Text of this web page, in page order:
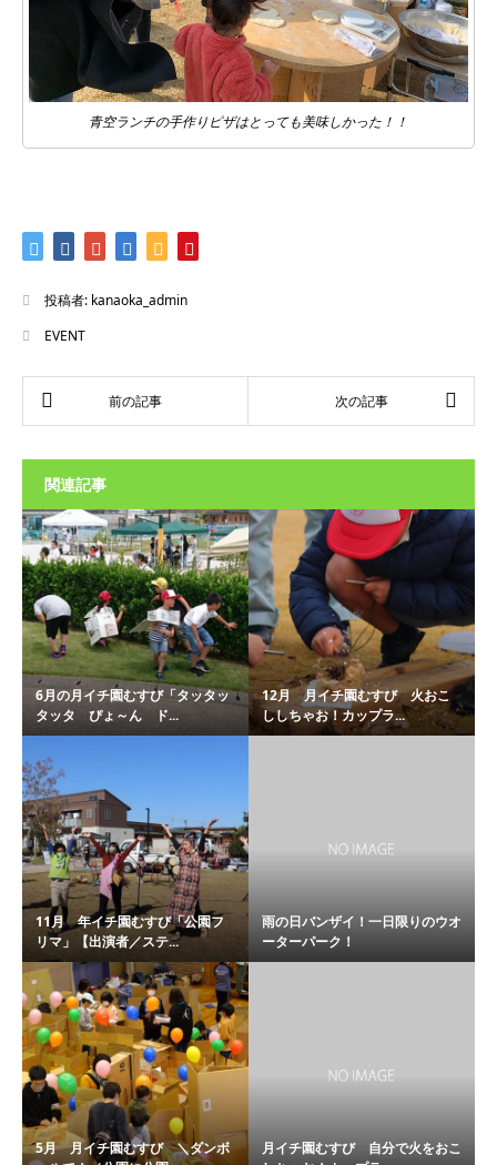
青空ランチの手作りピザはとっても美味しかった！！
投稿者: kanaoka_admin
EVENT
関連記事
6月の月イチ園むすび「タッタッ
タッタ ぴょ～ん ド...
12月 月イチ園むすび 火おこ
ししちゃお！カップラ...
11月 年イチ園むすび「公園フ
リマ」【出演者／ステ...
雨の日バンザイ！一日限りのウオ
ーターパーク！
5月 月イチ園むすび ＼ダンボ
月イチ園むすび 自分で火をおこ